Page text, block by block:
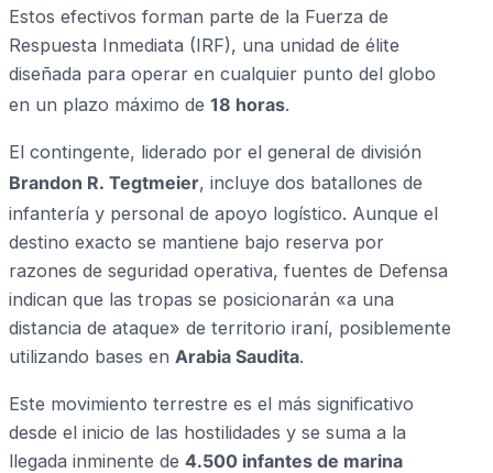
Estos efectivos forman parte de la Fuerza de
Respuesta Inmediata (IRF), una unidad de élite
diseñada para operar en cualquier punto del globo
en un plazo máximo de 18 horas.
El contingente, liderado por el general de división
Brandon R. Tegtmeier, incluye dos batallones de
infantería y personal de apoyo logístico. Aunque el
destino exacto se mantiene bajo reserva por
razones de seguridad operativa, fuentes de Defensa
indican que las tropas se posicionarán «a una
distancia de ataque» de territorio iraní, posiblemente
utilizando bases en Arabia Saudita.
Este movimiento terrestre es el más significativo
desde el inicio de las hostilidades y se suma a la
llegada inminente de 4.500 infantes de marina